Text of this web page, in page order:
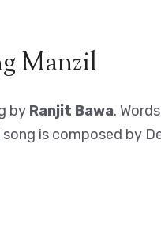
Manzil
by Ranjit Bawa.
song is composed by